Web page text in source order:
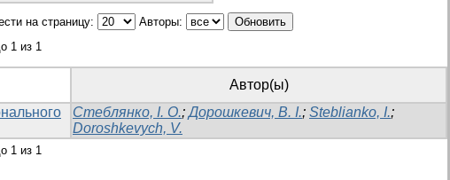
на страницу:
Авторы:
1 из 1
Автор(ы)
Стеблянко, І. О.;Дорошкевич, В. І.; Steblianko, I.;
Doroshkevych, V.
1 из 1